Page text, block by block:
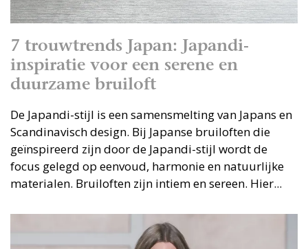
7 trouwtrends Japan: Japandi-
inspiratie voor een serene en
duurzame bruiloft
De Japandi-stijl is een samensmelting van Japans en
Scandinavisch design. Bij Japanse bruiloften die
geïnspireerd zijn door de Japandi-stijl wordt de
focus gelegd op eenvoud, harmonie en natuurlijke
materialen. Bruiloften zijn intiem en sereen. Hier...